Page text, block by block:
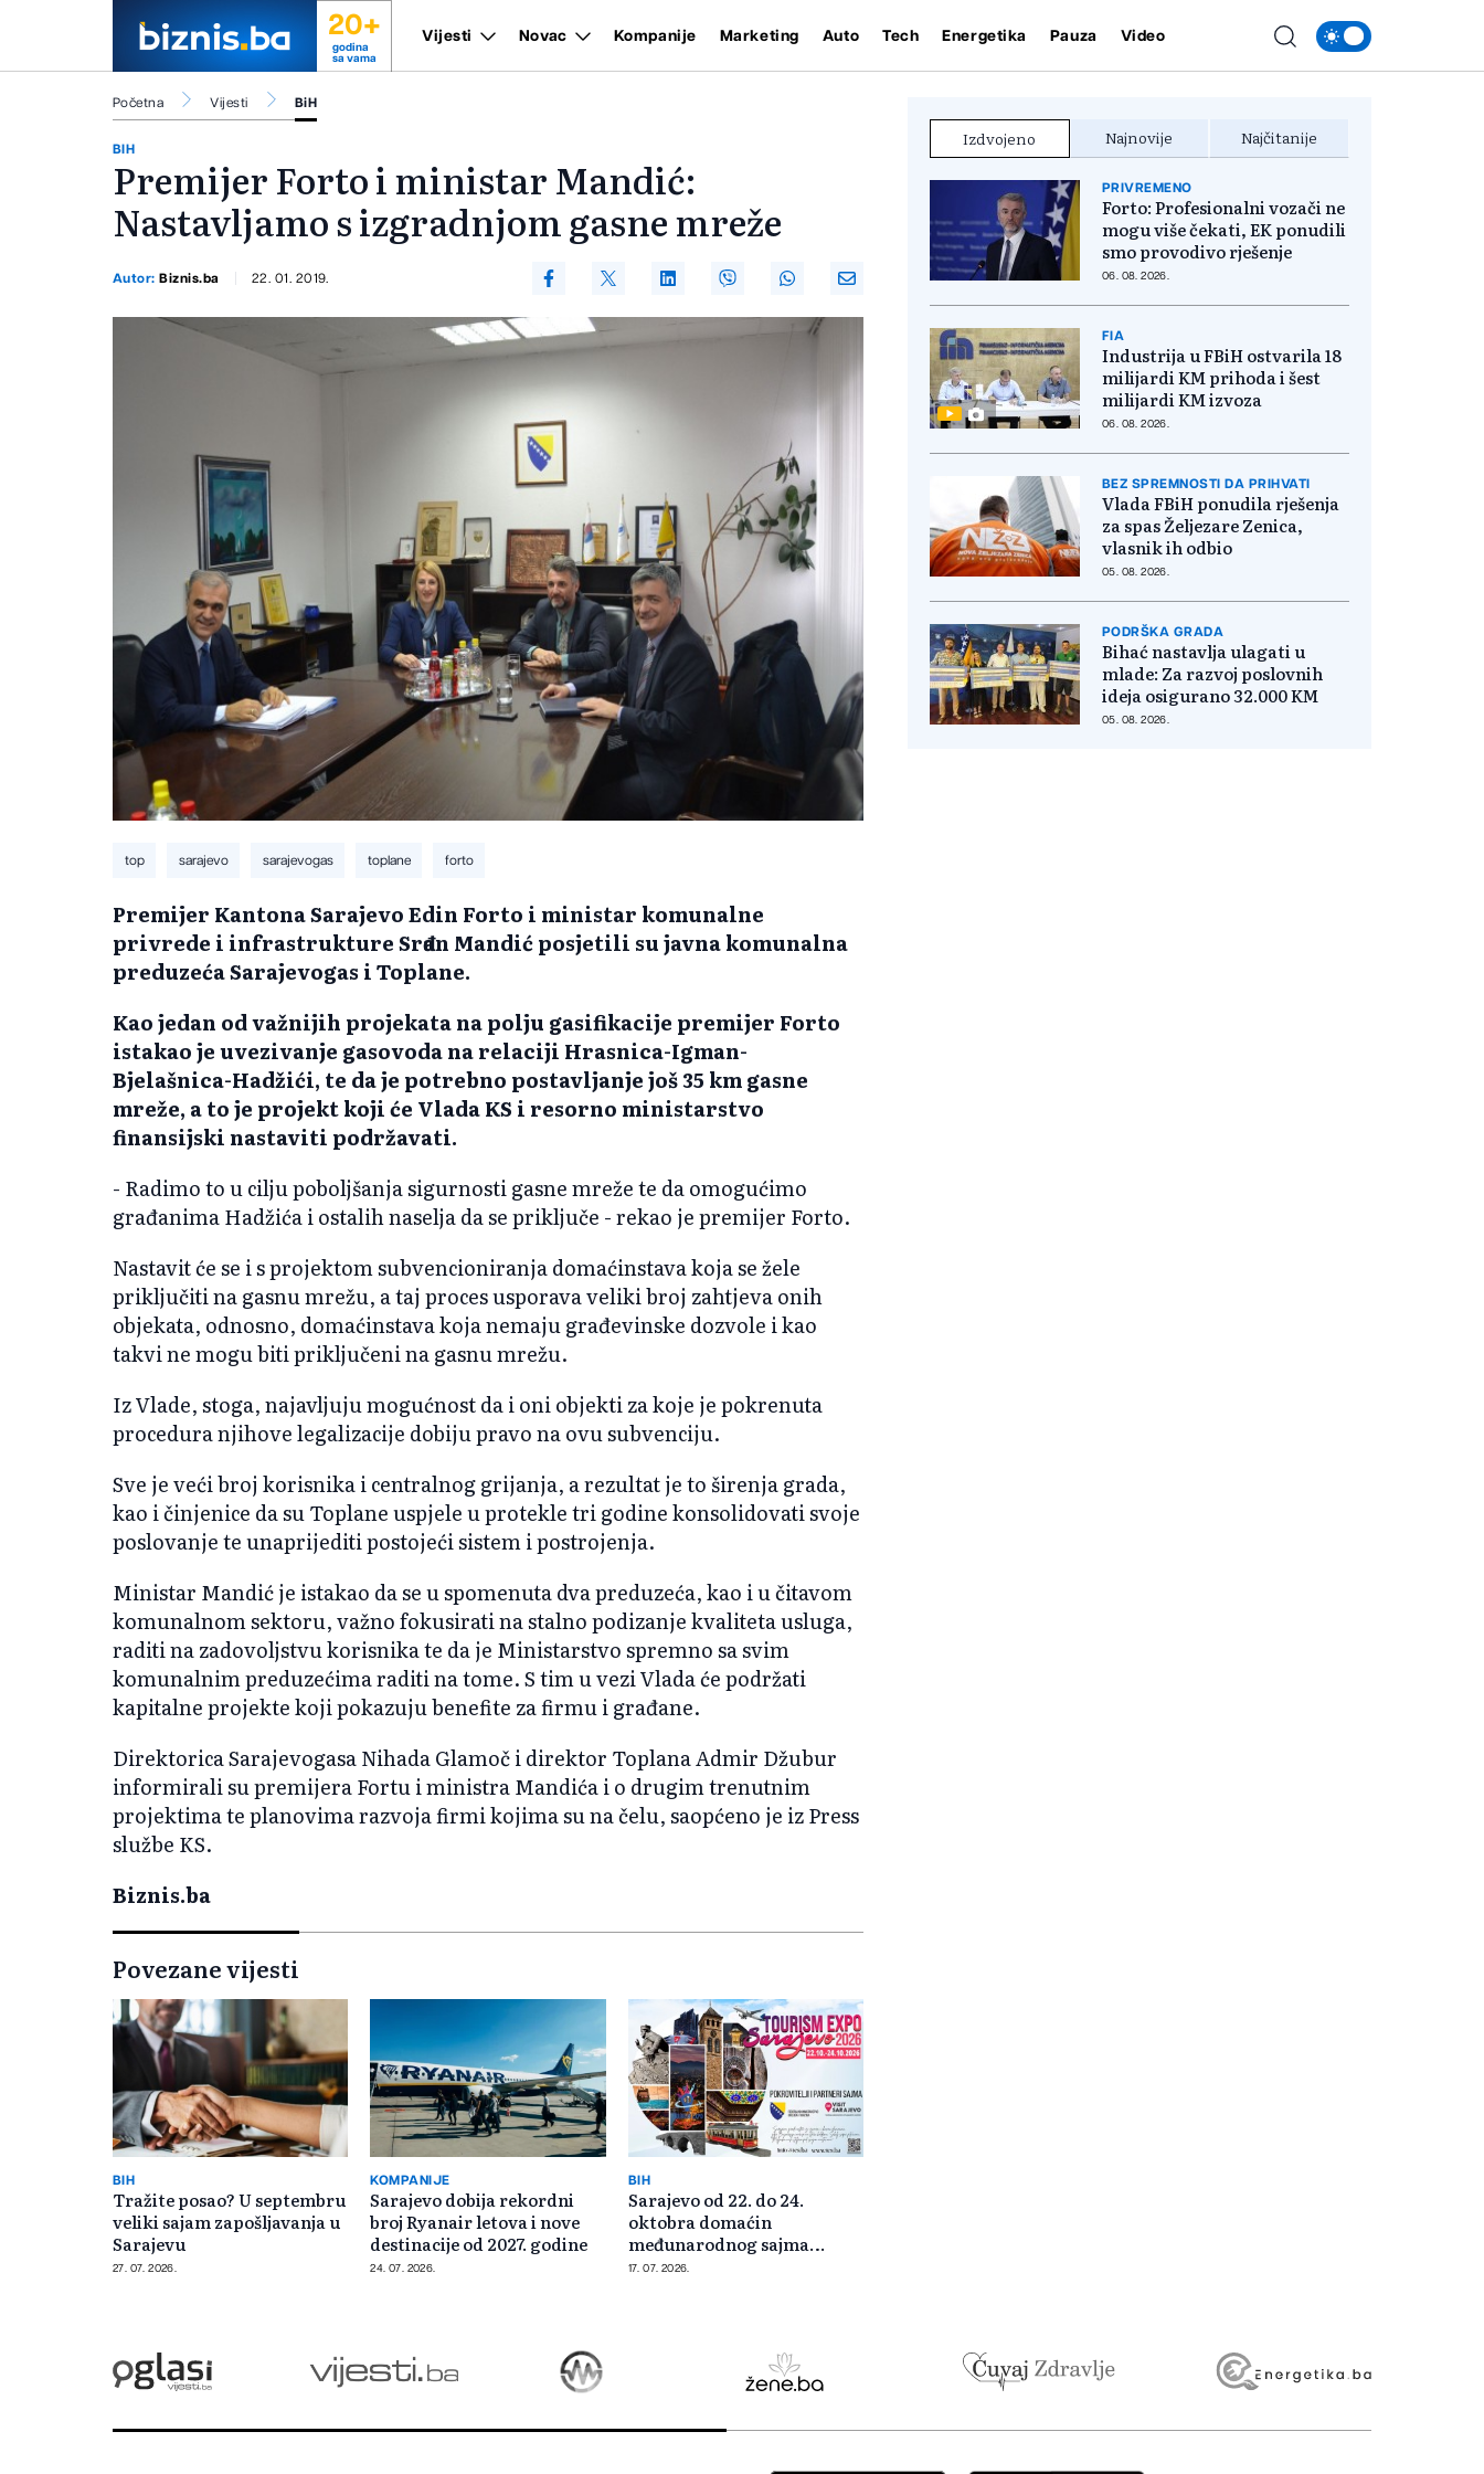
20+
godina
sa vama
Vijesti Novac Kompanije Marketing Auto Tech Energetika Pauza Video
Početna Vijesti BiH
BIH
Premijer Forto i ministar Mandić:
Nastavljamo s izgradnjom gasne mreže
Autor:Biznis.ba 22. 01. 2019.
top sarajevo sarajevogas toplane forto
Premijer Kantona Sarajevo Edin Forto i ministar komunalne
privrede i infrastrukture Srđan Mandić posjetili su javna komunalna
preduzeća Sarajevogas i Toplane.
Kao jedan od važnijih projekata na polju gasifikacije premijer Forto
istakao je uvezivanje gasovoda na relaciji Hrasnica-Igman-
Bjelašnica-Hadžići, te da je potrebno postavljanje još 35 km gasne
mreže, a to je projekt koji će Vlada KS i resorno ministarstvo
finansijski nastaviti podržavati.
- Radimo to u cilju poboljšanja sigurnosti gasne mreže te da omogućimo
građanima Hadžića i ostalih naselja da se priključe - rekao je premijer Forto.
Nastavit će se i s projektom subvencioniranja domaćinstava koja se žele
priključiti na gasnu mrežu, a taj proces usporava veliki broj zahtjeva onih
objekata, odnosno, domaćinstava koja nemaju građevinske dozvole i kao
takvi ne mogu biti priključeni na gasnu mrežu.
Iz Vlade, stoga, najavljuju mogućnost da i oni objekti za koje je pokrenuta
procedura njihove legalizacije dobiju pravo na ovu subvenciju.
Sve je veći broj korisnika i centralnog grijanja, a rezultat je to širenja grada,
kao i činjenice da su Toplane uspjele u protekle tri godine konsolidovati svoje
poslovanje te unaprijediti postojeći sistem i postrojenja.
Ministar Mandić je istakao da se u spomenuta dva preduzeća, kao i u čitavom
komunalnom sektoru, važno fokusirati na stalno podizanje kvaliteta usluga,
raditi na zadovoljstvu korisnika te da je Ministarstvo spremno sa svim
komunalnim preduzećima raditi na tome. S tim u vezi Vlada će podržati
kapitalne projekte koji pokazuju benefite za firmu i građane.
Direktorica Sarajevogasa Nihada Glamoč i direktor Toplana Admir Džubur
informirali su premijera Fortu i ministra Mandića i o drugim trenutnim
projektima te planovima razvoja firmi kojima su na čelu, saopćeno je iz Press
službe KS.
Biznis.ba
Povezane vijesti
BIH
Tražite posao? U septembru
veliki sajam zapošljavanja u
Sarajevu
27. 07. 2026.
KOMPANIJE
Sarajevo dobija rekordni
broj Ryanair letova i nove
destinacije od 2027. godine
24. 07. 2026.
BIH
Sarajevo od 22. do 24.
oktobra domaćin
međunarodnog sajma
turizma
17. 07. 2026.
Izdvojeno Najnovije Najčitanije
PRIVREMENO
Forto: Profesionalni vozači ne
mogu više čekati, EK ponudili
smo provodivo rješenje
06. 08. 2026.
FIA
Industrija u FBiH ostvarila 18
milijardi KM prihoda i šest
milijardi KM izvoza
06. 08. 2026.
BEZ SPREMNOSTI DA PRIHVATI
Vlada FBiH ponudila rješenja
za spas Željezare Zenica,
vlasnik ih odbio
05. 08. 2026.
PODRŠKA GRADA
Bihać nastavlja ulagati u
mlade: Za razvoj poslovnih
ideja osigurano 32.000 KM
05. 08. 2026.